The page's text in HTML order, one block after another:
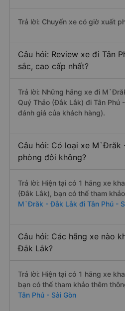
Trả lời: Chuyến xe có giờ xuất
Câu hỏi: Review xe đi Tân
sắc, cao cấp nhất?
Trả lời: Những hãng xe đi
Quý Thảo (Đắk Lắk) đi Tân
đánh giá của khách hàng).
Câu hỏi: Có loại xe M`Đrăk
phòng đôi không?
Trả lời: Hiện tại có 1 hãng xe
(Đắk Lắk), bạn có thể tham
M`Đrăk - Đắk Lắk đi Tân Phú -
Câu hỏi: Các hãng xe nào
Đắk Lắk?
Trả lời: Hiện tại có 1 hãng xe
bạn có thể tham khảo thêm
Tân Phú - Sài Gòn